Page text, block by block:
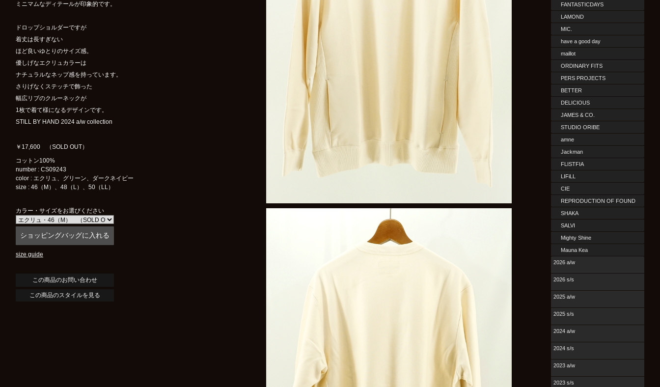
ミニマムなディテールが印象的です。
ドロップショルダーですが
着丈は長すぎない
ほど良いゆとりのサイズ感。
優しげなエクリュカラーは
ナチュラルなネップ感を持っています。
さりげなくステッチで飾った
幅広リブのクルーネックが
1枚で着て様になるデザインです。
STILL BY HAND 2024 a/w collection
￥17,600 （SOLD OUT）
コットン100%
number : CS09243
color : エクリュ、グリーン、ダークネイビー
size : 46（M）、48（L）、50（LL）
カラー・サイズをお選びください
size guide
この商品のスタイルを見る
FANTASTICDAYS
LAMOND
MIC.
have a good day
maillot
ORDINARY FITS
PERS PROJECTS
BETTER
DELICIOUS
JAMES & CO.
STUDIO ORIBE
amne
Jackman
FLISTFIA
LIFiLL
CIE
REPRODUCTION OF FOUND
SHAKA
SALVI
Mighty Shine
Mauna Kea
2026 a/w
2026 s/s
2025 a/w
2025 s/s
2024 a/w
2024 s/s
2023 a/w
2023 s/s